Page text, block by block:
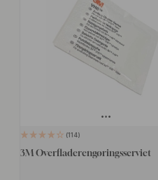
114
3M Overfladerengøringsserviet